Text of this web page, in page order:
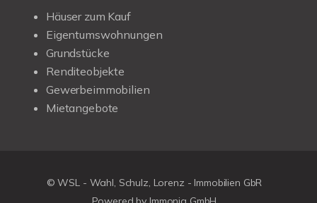
Häuser zum Kauf
Eigentumswohnungen
Grundstücke
Renditeobjekte
Gewerbeimmobilien
Mietangebote
© WSL - Wahl, Schulz, Lorenz - Immobilien GbR